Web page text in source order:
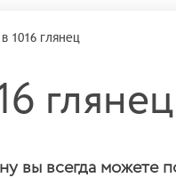
1016 глянец
глянец
вы всегда можете